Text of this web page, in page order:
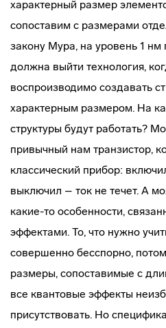
характерный размер
сопоставим с размерами
закону Мура, на уровень 1
должна выйти технология,
воспроизводимо создавать
характерным размером. На
структуры будут работать?
привычный нам транзистор,
классический прибор:
выключил – ток не течет. А
какие-то особенности,
эффектами. То, что нужно
совершенно бесспорно,
размеры, сопоставимые с
все квантовые эффекты
присутствовать. Но